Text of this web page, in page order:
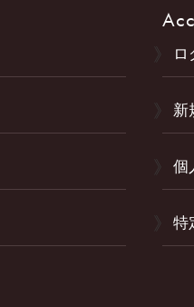
ロ
新
個
特